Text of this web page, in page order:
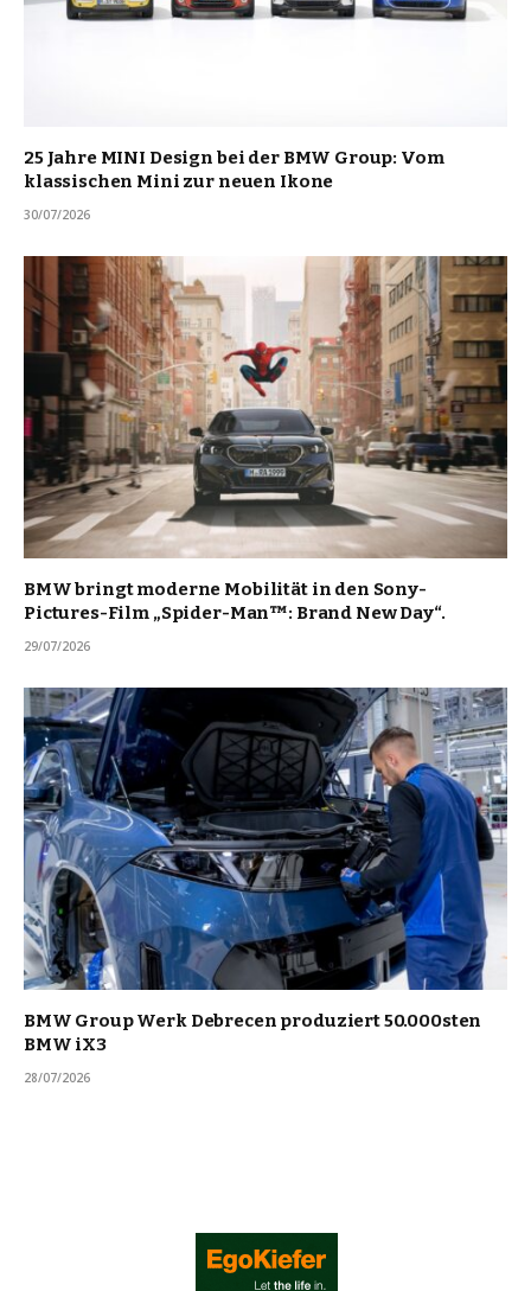
25 Jahre MINI Design bei der BMW Group: Vom
klassischen Mini zur neuen Ikone
30/07/2026
BMW bringt moderne Mobilität in den Sony-
Pictures-Film „Spider-Man™: Brand New Day“.
29/07/2026
BMW Group Werk Debrecen produziert 50.000sten
BMW iX3
28/07/2026